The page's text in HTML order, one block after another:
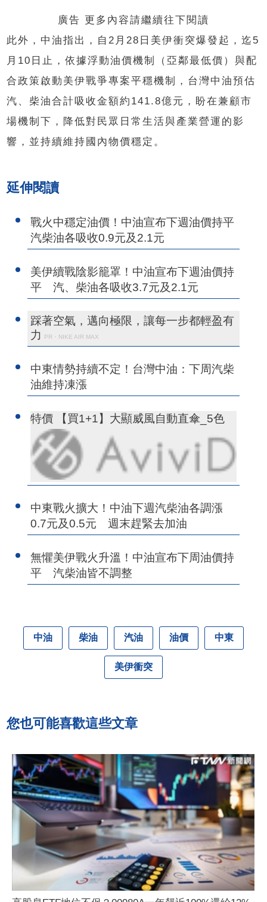
廣告 更多內容請繼續往下閱讀
此外，中油指出，自2月28日美伊衝突爆發起，迄5
月10日止，依據浮動油價機制（亞鄰最低價）與配
合政策啟動美伊戰爭專案平穩機制，台灣中油預估
汽、柴油合計吸收金額約141.8億元，盼在兼顧市
場機制下，降低對民眾日常生活與產業營運的影
響，並持續維持國內物價穩定。
延伸閱讀
戰火中穩定油價！中油宣布下週油價持平
汽柴油各吸收0.9元及2.1元
美伊續戰陰影籠罩！中油宣布下週油價持
平 汽、柴油各吸收3.7元及2.1元
踩著空氣，邁向極限，讓每一步都輕盈有
力
PR・NIKE AIR MAX
中東情勢持續不定！台灣中油：下周汽柴
油維持凍漲
特價 【買1+1】大顯威風自動直傘_5色
中東戰火擴大！中油下週汽柴油各調漲
0.7元及0.5元 週末趕緊去加油
無懼美伊戰火升溫！中油宣布下周油價持
平 汽柴油皆不調整
中油 柴油 汽油 油價 中東
美伊衝突
您也可能喜歡這些文章